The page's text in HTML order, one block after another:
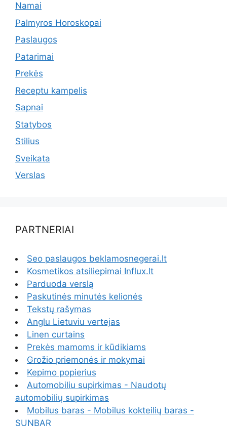
Namai
Palmyros Horoskopai
Paslaugos
Patarimai
Prekės
Receptu kampelis
Sapnai
Statybos
Stilius
Sveikata
Verslas
PARTNERIAI
Seo paslaugos beklamosnegerai.lt
Kosmetikos atsiliepimai Influx.lt
Parduoda verslą
Paskutinės minutės kelionės
Tekstų rašymas
Anglu Lietuviu vertejas
Linen curtains
Prekės mamoms ir kūdikiams
Grožio priemonės ir mokymai
Kepimo popierius
Automobiliu supirkimas - Naudotų
automobilių supirkimas
Mobilus baras - Mobilus kokteilių baras -
SUNBAR